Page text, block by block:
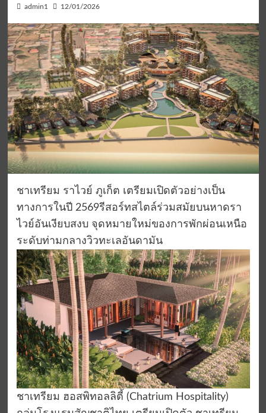
admin1 12/01/2026
ชาเทรียม ราไวย์ ภูเก็ต เตรียมเปิดตัวอย่างเป็น
ทางการในปี 2569รีสอร์ทสไตล์ร่วมสมัยบนหาดรา
ไวย์อันเงียบสงบ จุดหมายใหม่ของการพักผ่อนเหนือ
ระดับท่ามกลางวิวทะเลอันดามัน
ชาเทรียม ฮอสพิทอลลิตี้ (Chatrium Hospitality)